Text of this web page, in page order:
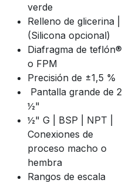
verde
Relleno de glicerina |
(Silicona opcional)
Diafragma de teflón®
o FPM
Precisión de ±1,5 %
Pantalla grande de 2
½"
½" G | BSP | NPT |
Conexiones de
proceso macho o
hembra
Rangos de escala